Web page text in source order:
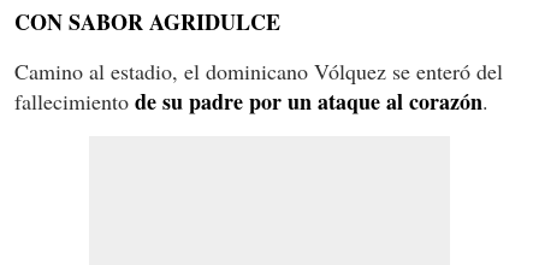
CON SABOR AGRIDULCE
Camino al estadio, el dominicano Vólquez se enteró del
fallecimiento de su padre por un ataque al corazón.